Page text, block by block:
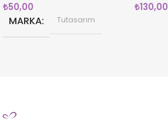
₺50,00
MARKA Tutasarım
₺130,00